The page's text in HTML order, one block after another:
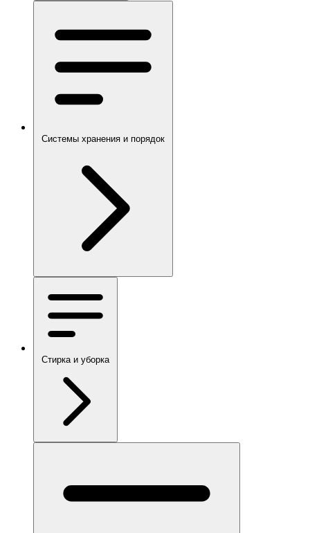
Системы хранения и порядок
Стирка и уборка